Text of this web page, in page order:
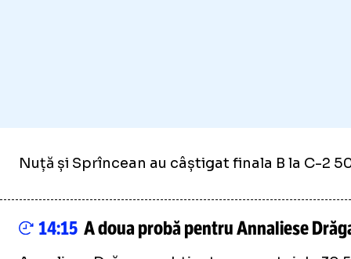
Nuță și Sprîncean au câștigat finala B la C-2
14:15 A doua probă pentru Annaliese